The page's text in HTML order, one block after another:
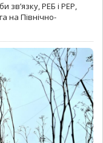
зв’язку, РЕБ і РЕР,
на Північно-